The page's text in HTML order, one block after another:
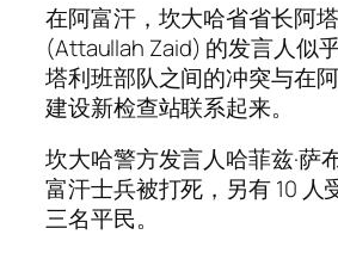
在阿富汗，坎大哈省省长阿
(Attaullah Zaid) 的发言人似
塔利班部队之间的冲突与在
建设新检查站联系起来。
坎大哈警方发言人哈菲兹·萨
富汗士兵被打死，另有 10 人
三名平民。